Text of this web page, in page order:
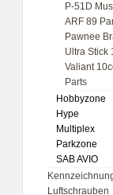
P-51D
ARF 89
Pawnee
Ultra Stick
Valiant
Parts
Hobbyzone
Hype
Multiplex
Parkzone
SAB AVIO
Luftschrauben